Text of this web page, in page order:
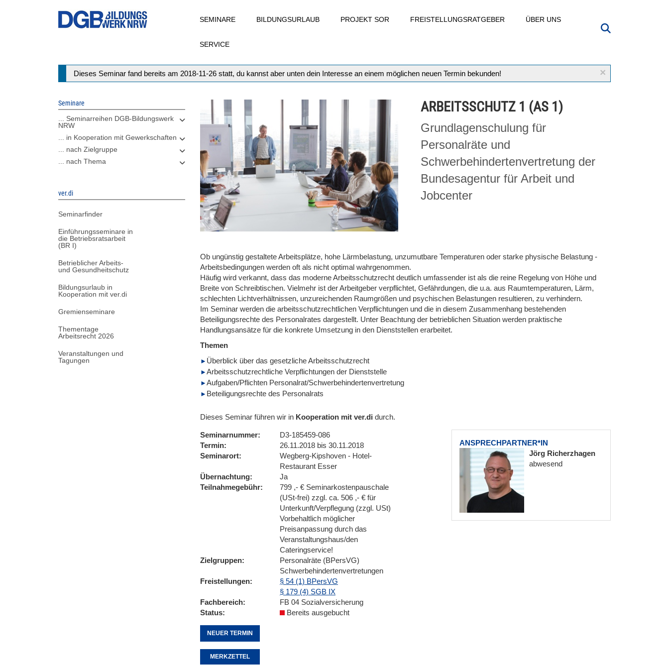
SEMINARE BILDUNGSURLAUB PROJEKT SOR FREISTELLUNGSRATGEBER ÜBER UNS
SERVICE
×
Statusmeldung
Dieses Seminar fand bereits am 2018-11-26 statt, du kannst aber unten dein Interesse an einem möglichen neuen Termin bekunden!
Seminare
... Seminarreihen DGB-Bildungswerk
NRW
... in Kooperation mit Gewerkschaften
... nach Zielgruppe
... nach Thema
ver.di
Seminarfinder
Einführungsseminare in
die Betriebsratsarbeit
(BR I)
Betrieblicher Arbeits-
und Gesundheitschutz
Bildungsurlaub in
Kooperation mit ver.di
Gremienseminare
Thementage
Arbeitsrecht 2026
Veranstaltungen und
Tagungen
ARBEITSSCHUTZ 1 (AS 1)
Grundlagenschulung für
Personalräte und
Schwerbehindertenvertretung der
Bundesagentur für Arbeit und
Jobcenter
Ob ungünstig gestaltete Arbeitsplätze, hohe Lärmbelastung, unzumutbare Temperaturen oder starke physische Belastung -
Arbeitsbedingungen werden oft als nicht optimal wahrgenommen.
Häufig wird verkannt, dass das moderne Arbeitsschutzrecht deutlich umfassender ist als die reine Regelung von Höhe und
Breite von Schreibtischen. Vielmehr ist der Arbeitgeber verpflichtet, Gefährdungen, die u.a. aus Raumtemperaturen, Lärm,
schlechten Lichtverhältnissen, unzureichenden Raumgrößen und psychischen Belastungen resultieren, zu verhindern.
Im Seminar werden die arbeitsschutzrechtlichen Verpflichtungen und die in diesem Zusammenhang bestehenden
Beteiligungsrechte des Personalrates dargestellt. Unter Beachtung der betrieblichen Situation werden praktische
Handlungsansätze für die konkrete Umsetzung in den Dienststellen erarbeitet.
Themen
Überblick über das gesetzliche Arbeitsschutzrecht
Arbeitsschutzrechtliche Verpflichtungen der Dienststelle
Aufgaben/Pflichten Personalrat/Schwerbehindertenvertretung
Beteiligungsrechte des Personalrats
Dieses Seminar führen wir in Kooperation mit ver.di durch.
ANSPRECHPARTNER*IN
Jörg Richerzhagen
abwesend
Seminarnummer
D3-185459-086
Termin
26.11.2018 bis 30.11.2018
Seminarort
Wegberg-Kipshoven - Hotel-
Restaurant Esser
Übernachtung
Ja
Teilnahmegebühr
799 ,- € Seminarkostenpauschale
(USt-frei) zzgl. ca. 506 ,- € für
Unterkunft/Verpflegung (zzgl. USt)
Vorbehaltlich möglicher
Preisanpassung durch das
Veranstaltungshaus/den
Cateringservice!
Zielgruppen
Personalräte (BPersVG)
Schwerbehindertenvertretungen
Freistellungen
§ 54 (1) BPersVG
§ 179 (4) SGB IX
Fachbereich
FB 04 Sozialversicherung
Status
Bereits ausgebucht
NEUER TERMIN
MERKZETTEL